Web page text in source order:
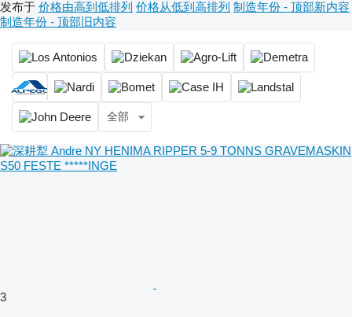
发布于 价格由高到低排列 价格从低到高排列 制造年份 - 顶部新内容
制造年份 - 顶部旧内容
全部
3